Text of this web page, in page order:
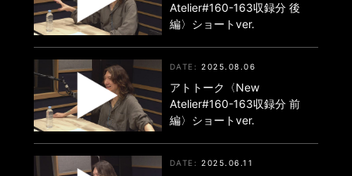
Atelier#160-163収録分 後
編〉ショートver.
2025.08.06
アトトーク〈New
Atelier#160-163収録分 前
編〉ショートver.
2025.06.11